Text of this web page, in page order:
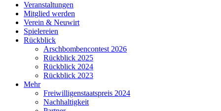
Veranstaltungen
Mitglied werden
Verein & Neuwirt
Spielereien
Rückblick
Arschbombencontest 2026
Rückblick 2025
Rückblick 2024
Rückblick 2023
Mehr
Freiwilligenstaatspreis 2024
Nachhaltigkeit